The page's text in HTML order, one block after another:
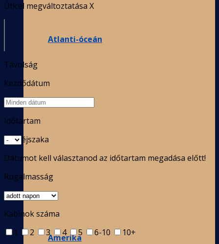
Atlanti-óceán
Amerika
Úticél megváltoztatása X
Távolság
Kezdődátum
Időtartam
éjszaka
Dátumot kell választanod az időtartam megadása előtt!
Rugalmasság
Kabinok száma
1
2 3 4 5 6-10
10+